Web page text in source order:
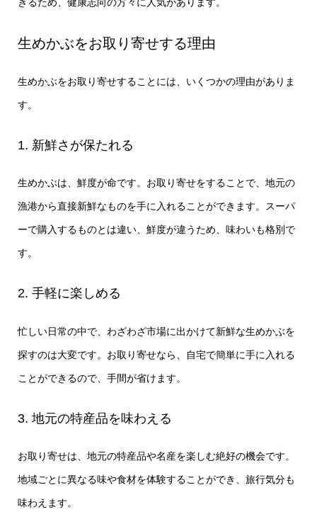
生めかぶをお取り寄せする理由
生めかぶをお取り寄せすることには、いくつかの理由がありま
す。
1. 新鮮さが保たれる
生めかぶは、鮮度が命です。お取り寄せをすることで、地元の
漁港から直接新鮮なものを手に入れることができます。スーパ
ーで購入するものとは違い、鮮度が違うため、味わいも格別で
す。
2. 手軽に楽しめる
忙しい日常の中で、わざわざ市場に出かけて新鮮な生めかぶを
探すのは大変です。お取り寄せなら、自宅で簡単に手に入れる
ことができるので、手間が省けます。
3. 地元の特産品を味わえる
お取り寄せは、地元の特産品や名産を楽しむ絶好の機会です。
地域ごとに異なる味や食材を体験することができ、旅行気分も
味わえます。